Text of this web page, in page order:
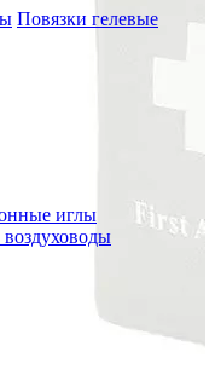
Повязки гелевые
иглы